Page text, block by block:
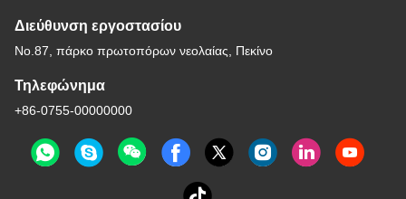
Διεύθυνση εργοστασίου
No.87, πάρκο πρωτοπόρων νεολαίας, Πεκίνο
Τηλεφώνημα
+86-0755-00000000